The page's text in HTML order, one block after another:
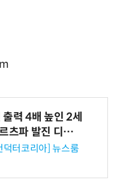
력 4배 높인 2세
츠파 발진 디바이
덕터코리아] 뉴스룸